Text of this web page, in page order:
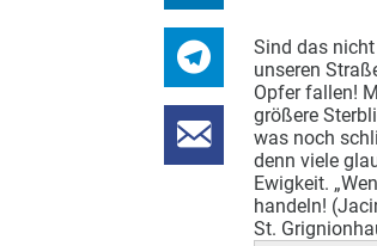
Sind das
unseren
Opfer fallen!
größere
was noch
denn viele
Ewigkeit.
handeln!
St.